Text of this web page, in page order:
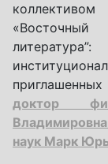
«Восточный
доктор
наук Марк